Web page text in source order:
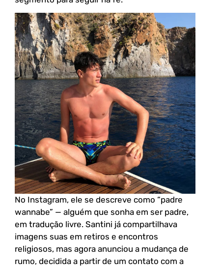
No Instagram, ele se descreve como “padre
wannabe” — alguém que sonha em ser padre,
em tradução livre. Santini já compartilhava
imagens suas em retiros e encontros
religiosos, mas agora anunciou a mudança de
rumo, decidida a partir de um contato com a